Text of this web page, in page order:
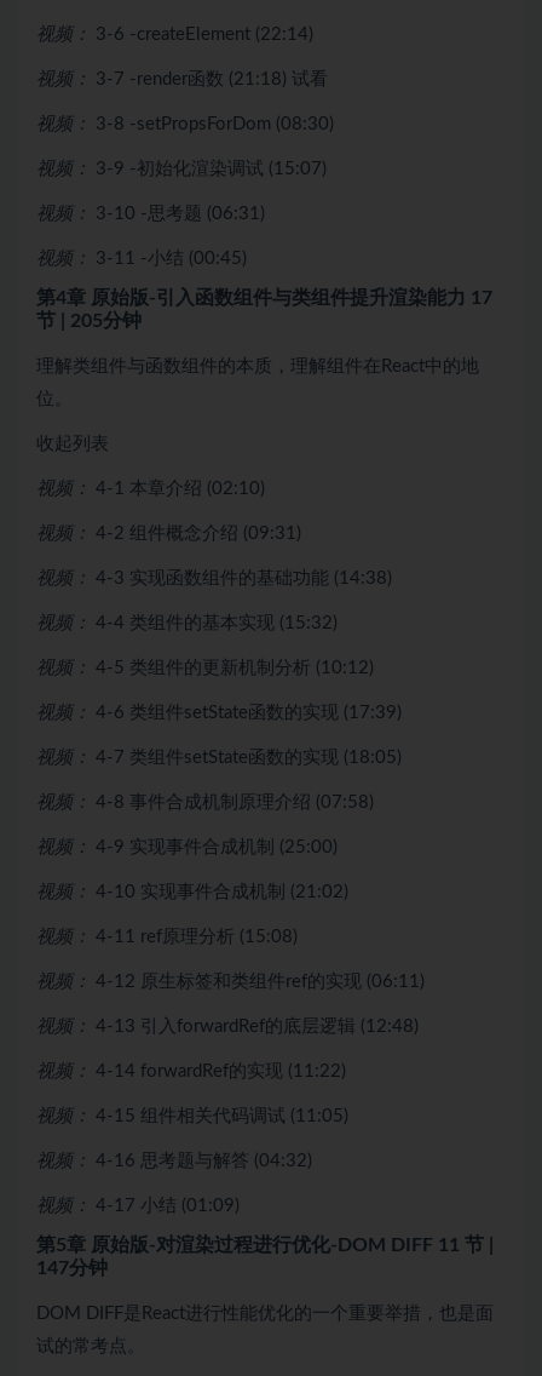
视频： 3-6 -createElement (22:14)
视频： 3-7 -render函数 (21:18) 试看
视频： 3-8 -setPropsForDom (08:30)
视频： 3-9 -初始化渲染调试 (15:07)
视频： 3-10 -思考题 (06:31)
视频： 3-11 -小结 (00:45)
第4章 原始版-引入函数组件与类组件提升渲染能力 17
节 | 205分钟
理解类组件与函数组件的本质，理解组件在React中的地
位。
收起列表
视频： 4-1 本章介绍 (02:10)
视频： 4-2 组件概念介绍 (09:31)
视频： 4-3 实现函数组件的基础功能 (14:38)
视频： 4-4 类组件的基本实现 (15:32)
视频： 4-5 类组件的更新机制分析 (10:12)
视频： 4-6 类组件setState函数的实现 (17:39)
视频： 4-7 类组件setState函数的实现 (18:05)
视频： 4-8 事件合成机制原理介绍 (07:58)
视频： 4-9 实现事件合成机制 (25:00)
视频： 4-10 实现事件合成机制 (21:02)
视频： 4-11 ref原理分析 (15:08)
视频： 4-12 原生标签和类组件ref的实现 (06:11)
视频： 4-13 引入forwardRef的底层逻辑 (12:48)
视频： 4-14 forwardRef的实现 (11:22)
视频： 4-15 组件相关代码调试 (11:05)
视频： 4-16 思考题与解答 (04:32)
视频： 4-17 小结 (01:09)
第5章 原始版-对渲染过程进行优化-DOM DIFF 11 节 |
147分钟
DOM DIFF是React进行性能优化的一个重要举措，也是面
试的常考点。